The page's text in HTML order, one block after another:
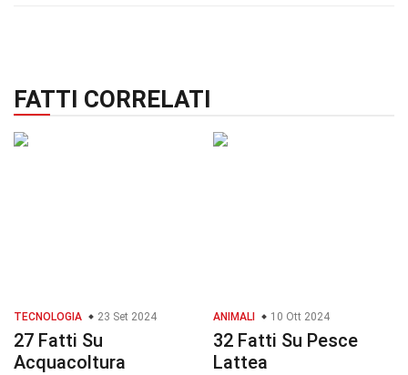
FATTI CORRELATI
TECNOLOGIA 23 Set 2024
27 Fatti Su
Acquacoltura
ANIMALI 10 Ott 2024
32 Fatti Su Pesce
Lattea